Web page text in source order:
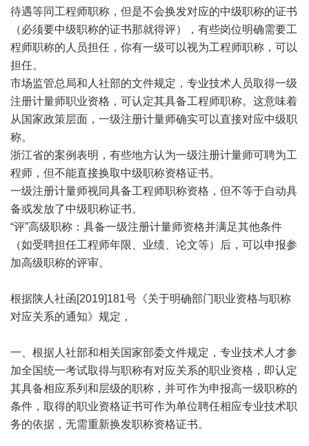
待遇等同工程师职称，但是不会换发对应的中级职称的证书
（必须要中级职称的证书那就得评），有些岗位明确需要工
程师职称的人员担任，你有一级可以视为工程师职称，可以
担任。
市场监管总局和人社部的文件规定，专业技术人员取得一级
注册计量师职业资格，可认定其具备工程师职称。这意味着
从国家政策层面，一级注册计量师确实可以直接对应中级职
称。
浙江省的案例表明，有些地方认为一级注册计量师可聘为工
程师，但不能直接换取中级职称资格证书。
一级注册计量师视同具备工程师职称资格，但不等于自动具
备或发放了中级职称证书。
“评”高级职称：具备一级注册计量师资格并满足其他条件
（如受聘担任工程师年限、业绩、论文等）后，可以申报参
加高级职称的评审。
根据陕人社函[2019]181号《关于明确部门职业资格与职称
对应关系的通知》规定，
一、根据人社部和相关国家部委文件规定，专业技术人才参
加全国统一考试取得与职称有对应关系的职业资格，即认定
其具备相应系列和层级的职称，并可作为申报高一级职称的
条件，取得的职业资格证书可作为单位聘任相应专业技术职
务的依据，无需重新换发职称资格证书。